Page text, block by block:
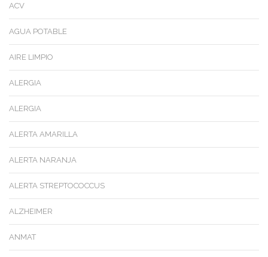
ACV
AGUA POTABLE
AIRE LIMPIO
ALERGIA
ALERGIA
ALERTA AMARILLA
ALERTA NARANJA
ALERTA STREPTOCOCCUS
ALZHEIMER
ANMAT